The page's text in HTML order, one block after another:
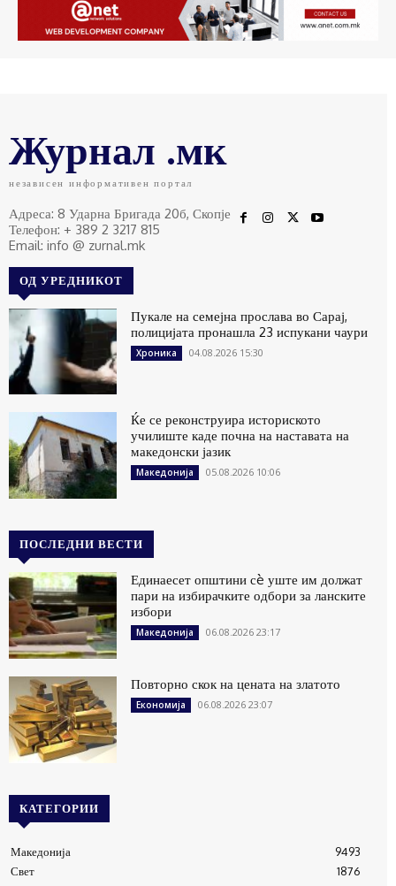
Журнал .мк
независен информативен портал
Адреса: 8 Ударна Бригада 20б, Скопје
Телефон: + 389 2 3217 815
Email: info @ zurnal.mk
ОД УРЕДНИКОТ
Пукале на семејна прослава во Сарај,
полицијата пронашла 23 испукани чаури
Хроника 04.08.2026 15:30
Ќе се реконструира историското
училиште каде почна на наставата на
македонски јазик
Македонија 05.08.2026 10:06
ПОСЛЕДНИ ВЕСТИ
Единаесет општини сè уште им должат
пари на избирачките одбори за ланските
избори
Македонија 06.08.2026 23:17
Повторно скок на цената на златото
Економија 06.08.2026 23:07
КАТЕГОРИИ
Македонија
9493
Свет
1876